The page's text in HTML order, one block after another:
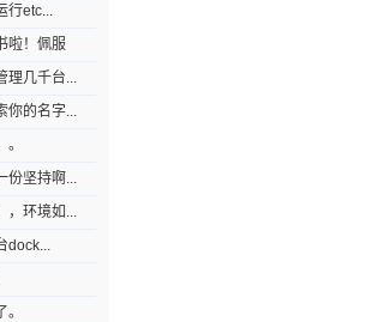
etc...
啦！佩服
几千台...
的名字...
坚持啊...
环境如...